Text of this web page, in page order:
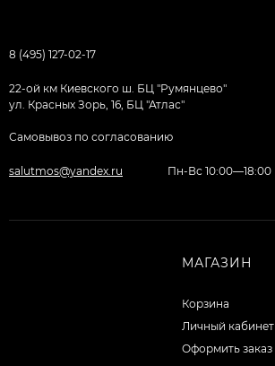
8 (495) 127-02-17
22-ой км Киевского ш. БЦ "Румянцево"
ул. Красных Зорь, 16, БЦ "Атлас"
Самовывоз по согласованию
salutmos@yandex.ru Пн-Вс 10:00—18:00
МАГАЗИН
Корзина
Личный кабинет
Оформить заказ